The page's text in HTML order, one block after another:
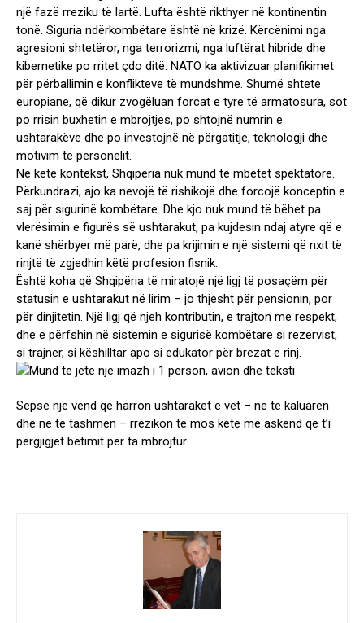
një fazë rreziku të lartë. Lufta është rikthyer në kontinentin
tonë. Siguria ndërkombëtare është në krizë. Kërcënimi nga
agresioni shtetëror, nga terrorizmi, nga luftërat hibride dhe
kibernetike po rritet çdo ditë. NATO ka aktivizuar planifikimet
për përballimin e konflikteve të mundshme. Shumë shtete
europiane, që dikur zvogëluan forcat e tyre të armatosura, sot
po rrisin buxhetin e mbrojtjes, po shtojnë numrin e
ushtarakëve dhe po investojnë në përgatitje, teknologji dhe
motivim të personelit.
Në këtë kontekst, Shqipëria nuk mund të mbetet spektatore.
Përkundrazi, ajo ka nevojë të rishikojë dhe forcojë konceptin e
saj për sigurinë kombëtare. Dhe kjo nuk mund të bëhet pa
vlerësimin e figurës së ushtarakut, pa kujdesin ndaj atyre që e
kanë shërbyer më parë, dhe pa krijimin e një sistemi që nxit të
rinjtë të zgjedhin këtë profesion fisnik.
Është koha që Shqipëria të miratojë një ligj të posaçëm për
statusin e ushtarakut në lirim – jo thjesht për pensionin, por
për dinjitetin. Një ligj që njeh kontributin, e trajton me respekt,
dhe e përfshin në sistemin e sigurisë kombëtare si rezervist,
si trajner, si këshilltar apo si edukator për brezat e rinj.
Sepse një vend që harron ushtarakët e vet – në të kaluarën
dhe në të tashmen – rrezikon të mos ketë më askënd që t’i
përgjigjet betimit për ta mbrojtur.